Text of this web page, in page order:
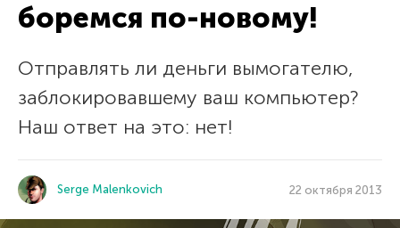
боремся по-новому!
Отправлять ли деньги вымогателю,
заблокировавшему ваш компьютер?
Наш ответ на это: нет!
Serge Malenkovich 22 октября 2013